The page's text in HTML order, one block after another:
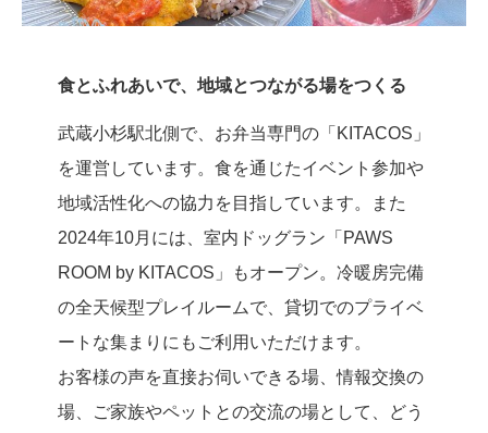
食とふれあいで、地域とつながる場をつくる
武蔵小杉駅北側で、お弁当専門の「KITACOS」
を運営しています。食を通じたイベント参加や
地域活性化への協力を目指しています。また
2024年10月には、室内ドッグラン「PAWS
ROOM by KITACOS」もオープン。冷暖房完備
の全天候型プレイルームで、貸切でのプライベ
ートな集まりにもご利用いただけます。
お客様の声を直接お伺いできる場、情報交換の
場、ご家族やペットとの交流の場として、どう